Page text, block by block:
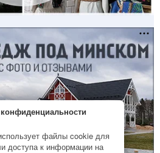
файлы cookie для
доступа к информации на